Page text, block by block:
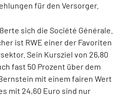
für den Versorger.
sich die Société Générale.
ist RWE einer der Favoriten
Sein Kursziel von 26,80
fast 50 Prozent über dem
mit einem fairen Wert
mit 24,60 Euro sind nur